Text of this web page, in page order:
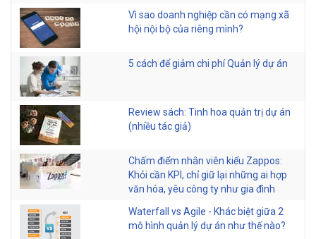
Vì sao doanh nghiệp cần có mạng xã
hội nội bộ của riêng mình?
5 cách để giảm chi phí Quản lý dự án
Review sách: Tinh hoa quản trị dự án
(nhiều tác giả)
Chấm điểm nhân viên kiểu Zappos:
Khỏi cần KPI, chỉ giữ lại những ai hợp
văn hóa, yêu công ty như gia đình
Waterfall vs Agile - Khác biệt giữa 2
mô hình quản lý dự án như thế nào?